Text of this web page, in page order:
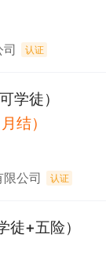
认证
学徒）
结）
公司 认证
徒+五险）